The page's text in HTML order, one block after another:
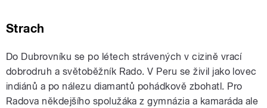
Strach
Do Dubrovníku se po létech strávených v cizině vrací
dobrodruh a světoběžník Rado. V Peru se živil jako lovec
indiánů a po nálezu diamantů pohádkově zbohatl. Pro
Radova někdejšího spolužáka z gymnázia a kamaráda ale